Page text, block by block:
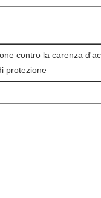
contro la carenza
protezione